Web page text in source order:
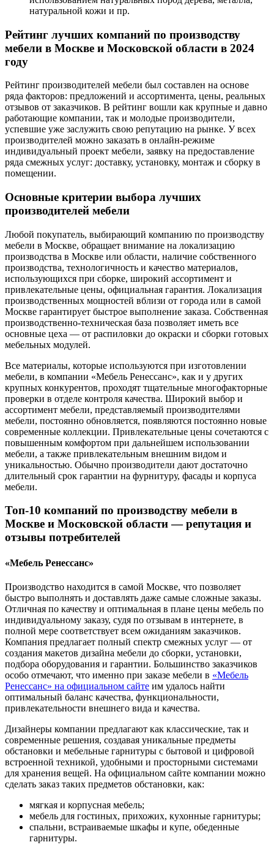
натуральной кожи и пр.
Рейтинг лучших компаний по производству
мебели в Москве и Московской области в 2024
году
Рейтинг производителей мебели был составлен на основе
ряда факторов: предложений и ассортимента, цены, реальных
отзывов от заказчиков. В рейтинг вошли как крупные и давно
работающие компании, так и молодые производители,
успевшие уже заслужить свою репутацию на рынке. У всех
производителей можно заказать в онлайн-режиме
индивидуальный проект мебели, заявку на предоставление
ряда смежных услуг: доставку, установку, монтаж и сборку в
помещении.
Основные критерии выбора лучших
производителей мебели
Любой покупатель, выбирающий компанию по производству
мебели в Москве, обращает внимание на локализацию
производства в Москве или области, наличие собственного
производства, технологичность и качество материалов,
использующихся при сборке, широкий ассортимент и
привлекательные цены, официальная гарантия. Локализация
производственных мощностей вблизи от города или в самой
Москве гарантирует быстрое выполнение заказа. Собственная
производственно-техническая база позволяет иметь все
основные цеха — от распиловки до окраски и сборки готовых
мебельных модулей.
Все материалы, которые используются при изготовлении
мебели, в компании «Мебель Ренессанс», как и у других
крупных конкурентов, проходят тщательные многофакторные
проверки в отделе контроля качества. Широкий выбор и
ассортимент мебели, представляемый производителями
мебели, постоянно обновляется, появляются постоянно новые
современные коллекции. Привлекательные цены сочетаются с
повышенным комфортом при дальнейшем использовании
мебели, а также привлекательным внешним видом и
уникальностью. Обычно производители дают достаточно
длительный срок гарантии на фурнитуру, фасады и корпуса
мебели.
Топ-10 компаний по производству мебели в
Москве и Московской области — репутация и
отзывы потребителей
«Мебель Ренессанс»
Производство находится в самой Москве, что позволяет
быстро выполнять и доставлять даже самые сложные заказы.
Отличная по качеству и оптимальная в плане цены мебель по
индивидуальному заказу, судя по отзывам в интернете, в
полной мере соответствует всем ожиданиям заказчиков.
Компания предлагает полный спектр смежных услуг — от
создания макетов дизайна мебели до сборки, установки,
подбора оборудования и гарантии. Большинство заказчиков
особо отмечают, что именно при заказе мебели в «Мебель
Ренессанс» на официальном сайте им удалось найти
оптимальный баланс качества, функциональности,
привлекательности внешнего вида и качества.
Дизайнеры компании предлагают как классические, так и
современные решения, создавая уникальные предметы
обстановки и мебельные гарнитуры с бытовой и цифровой
встроенной техникой, удобными и просторными системами
для хранения вещей. На официальном сайте компании можно
сделать заказ таких предметов обстановки, как:
мягкая и корпусная мебель;
мебель для гостиных, прихожих, кухонные гарнитуры;
спальни, встраиваемые шкафы и купе, обеденные
гарнитуры.